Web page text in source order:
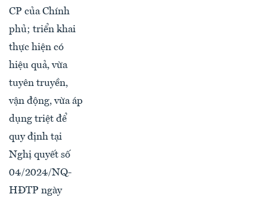
CP của Chính
phủ; triển khai
thực hiện có
hiệu quả, vừa
tuyên truyền,
vận động, vừa áp
dụng triệt để
quy định tại
Nghị quyết số
04/2024/NQ-
HĐTP ngày